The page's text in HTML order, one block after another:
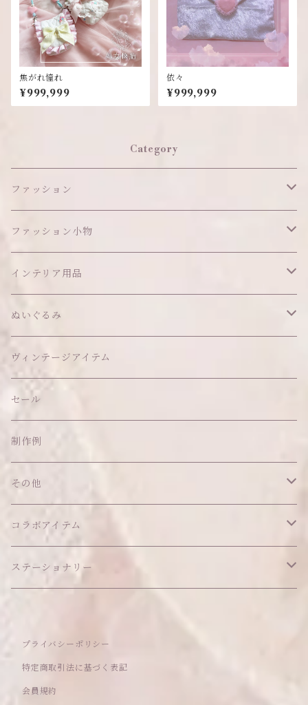
焦がれ憧れ
¥999,999
依々
¥999,999
Category
ファッション
ワンピース
アウター
トップス
ボトムス
ファッション小物
ヘッドアイテム
ヘアクリップ
ヘッドドレス
アクセサリー
イヤリング
ピアス
ソックス
バッグ
ショルダーバッグ
お散歩バッグ
ポーチ
コインケース
カードケース
キーホルダー
その他
インテリア用品
オブジェ
ウォールデコ
その他
ティッシュケース
クッション・座布団
ハンガー
マット
ぬいぐるみ
ぬいちゃん本体
アクセサリー
ヘッドドレス Sサイズ
ヘッドドレス Mサイズ
アウトフィット
その他
ヴィンテージアイテム
セール
制作例
その他
あこがれシリーズ
福音シリーズ
おもちゃ
セレクトアイテム
コラボアイテム
はるぽんの愛のつづき♡はるぽん生誕祭2026
ステーショナリー
プライバシーポリシー
特定商取引法に基づく表記
会員規約